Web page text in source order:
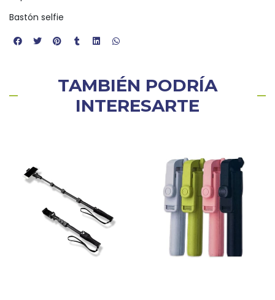
Bastón selfie
TAMBIÉN PODRÍA
INTERESARTE